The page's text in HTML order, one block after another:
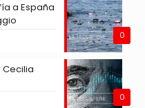
0
a España
0